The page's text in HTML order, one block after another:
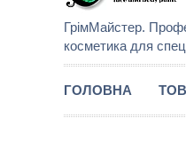
ГрімМайстер.
косметика для
ГОЛОВНА